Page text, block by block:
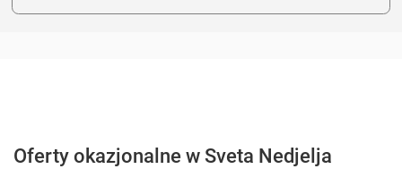
Oferty okazjonalne w Sveta Nedjelja